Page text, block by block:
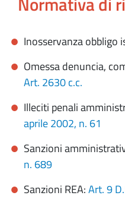
Inosservanza obbligo
Omessa denuncia,
Art. 2630 c.c.
Illeciti penali
aprile 2002, n. 61
Sanzioni
n. 689
Sanzioni REA:Art. 9